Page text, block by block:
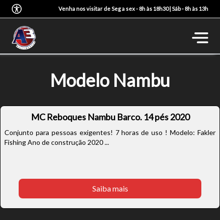
Venha nos visitar de Seg a sex - 8h às 18h30 | Sáb - 8h às 13h
Modelo Nambu
MC Reboques Nambu Barco. 14 pés 2020
Conjunto para pessoas exigentes! 7 horas de uso ! Modelo: Fakler
Fishing Ano de construção 2020 ...
Saiba mais